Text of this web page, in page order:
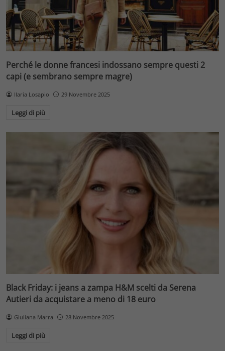
Perché le donne francesi indossano sempre questi 2
capi (e sembrano sempre magre)
Ilaria Losapio 29 Novembre 2025
Leggi di più
Black Friday: i jeans a zampa H&M scelti da Serena
Autieri da acquistare a meno di 18 euro
Giuliana Marra 28 Novembre 2025
Leggi di più